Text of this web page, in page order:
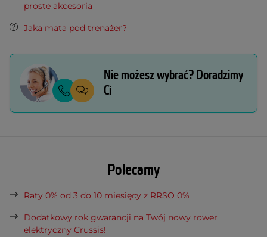
proste akcesoria
Jaka mata pod trenażer?
Nie możesz wybrać? Doradzimy
Ci
Polecamy
Raty 0% od 3 do 10 miesięcy z RRSO 0%
Dodatkowy rok gwarancji na Twój nowy rower
elektryczny Crussis!